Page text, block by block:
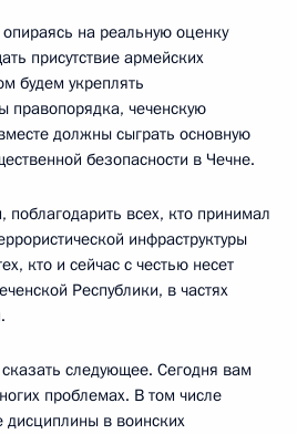
на реальную оценку
присутствие армейских
будем укреплять
правопорядка, чеченскую
должны сыграть основную
безопасности в Чечне.
поблагодарить всех, кто принимал
инфраструктуры
кто и сейчас с честью несет
Республики, в частях
следующее. Сегодня вам
проблемах. В том числе
дисциплины в воинских